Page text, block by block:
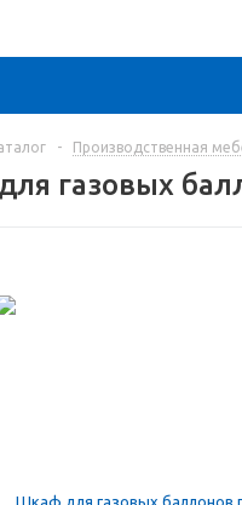
- Производственная
газовых